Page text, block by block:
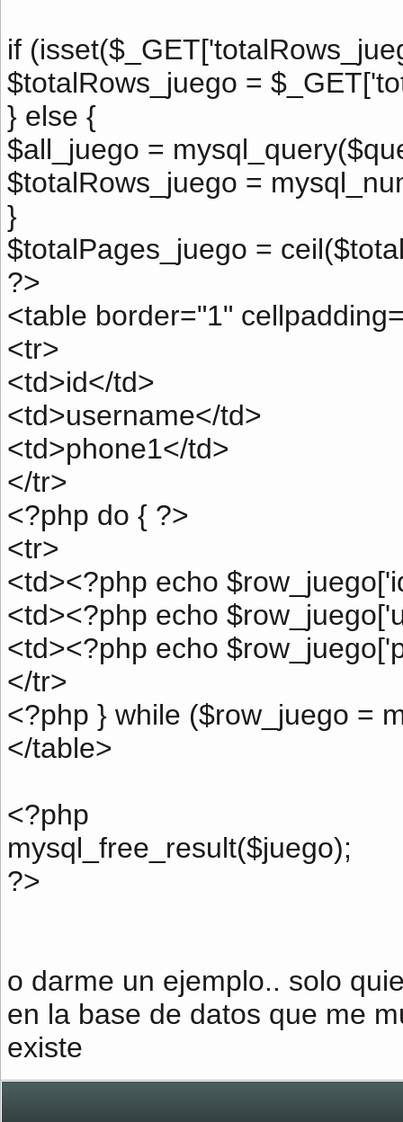
if
$totalRows_juego =
} else {
$all_juego =
$totalRows_juego =
}
$totalPages_juego =
?>
<table border="1"
<tr>
<td>id</td>
<td>username</td>
<td>phone1</td>
</tr>
<?php do { ?>
<tr>
<td><?php echo
<td><?php echo
<td><?php echo
</tr>
<?php } while ($row_juego =
</table>
<?php
mysql_free_result($juego);
?>
o darme un ejemplo.. solo
en la base de datos que me
existe